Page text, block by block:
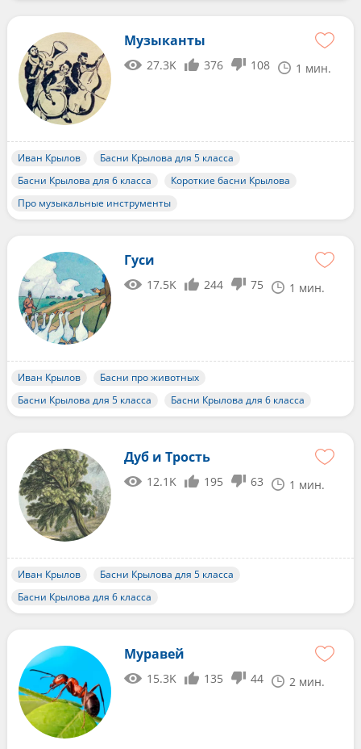
Музыканты
27.3K 376 108 1 мин.
Иван Крылов
Басни Крылова для 5 класса
Басни Крылова для 6 класса
Короткие басни Крылова
Про музыкальные инструменты
Гуси
17.5K 244 75 1 мин.
Иван Крылов
Басни про животных
Басни Крылова для 5 класса
Басни Крылова для 6 класса
Дуб и Трость
12.1K 195 63 1 мин.
Иван Крылов
Басни Крылова для 5 класса
Басни Крылова для 6 класса
Муравей
15.3K 135 44 2 мин.